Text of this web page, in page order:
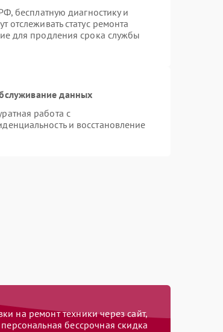
бесплатную диагностику и
статус ремонта
для продления срока службы
данных
работа с
и восстановление
на ремонт техники через сайт,
персональная бессрочная скидка